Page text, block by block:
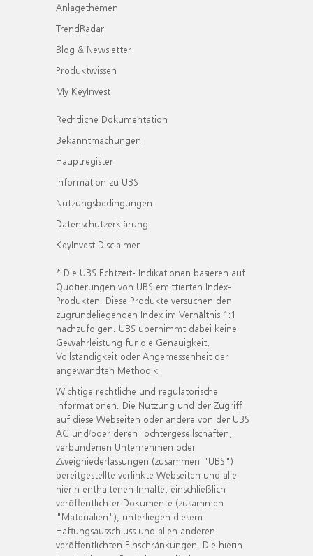
Anlagethemen
TrendRadar
Blog & Newsletter
Produktwissen
My KeyInvest
Rechtliche Dokumentation
Bekanntmachungen
Hauptregister
Information zu UBS
Nutzungsbedingungen
Datenschutzerklärung
KeyInvest Disclaimer
* Die UBS Echtzeit- Indikationen basieren auf
Quotierungen von UBS emittierten Index-
Produkten. Diese Produkte versuchen den
zugrundeliegenden Index im Verhältnis 1:1
nachzufolgen. UBS übernimmt dabei keine
Gewährleistung für die Genauigkeit,
Vollständigkeit oder Angemessenheit der
angewandten Methodik.
Wichtige rechtliche und regulatorische
Informationen. Die Nutzung und der Zugriff
auf diese Webseiten oder andere von der UBS
AG und/oder deren Tochtergesellschaften,
verbundenen Unternehmen oder
Zweigniederlassungen (zusammen "UBS")
bereitgestellte verlinkte Webseiten und alle
hierin enthaltenen Inhalte, einschließlich
veröffentlichter Dokumente (zusammen
"Materialien"), unterliegen diesem
Haftungsausschluss und allen anderen
veröffentlichten Einschränkungen. Die hierin